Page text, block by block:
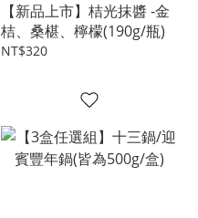
【新品上市】桔光抹醬 -金
桔、桑椹、檸檬(190g/瓶)
NT$320